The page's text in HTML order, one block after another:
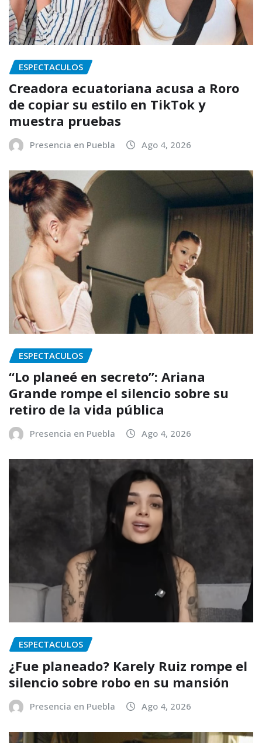
ESPECTACULOS
Creadora ecuatoriana acusa a Roro
de copiar su estilo en TikTok y
muestra pruebas
Presencia en Puebla Ago 4, 2026
ESPECTACULOS
“Lo planeé en secreto”: Ariana
Grande rompe el silencio sobre su
retiro de la vida pública
Presencia en Puebla Ago 4, 2026
ESPECTACULOS
¿Fue planeado? Karely Ruiz rompe el
silencio sobre robo en su mansión
Presencia en Puebla Ago 4, 2026